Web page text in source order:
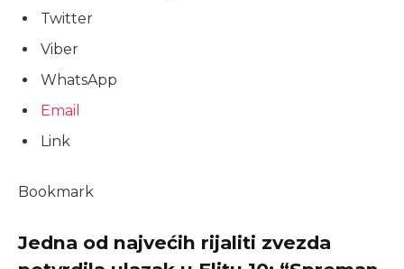
Twitter
Viber
WhatsApp
Email
Link
Bookmark
Jedna od najvećih rijaliti zvezda